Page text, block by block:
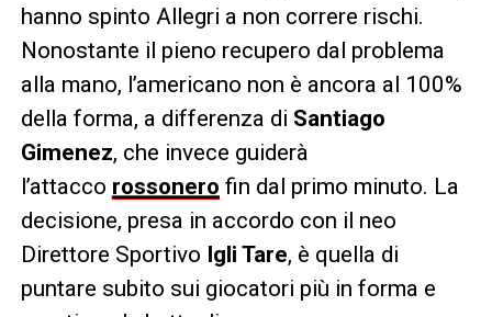
hanno spinto Allegri a non correre rischi.
Nonostante il pieno recupero dal problema
alla mano, l’americano non è ancora al 100%
della forma, a differenza di Santiago
Gimenez, che invece guiderà
l’attacco rossonero fin dal primo minuto. La
decisione, presa in accordo con il neo
Direttore Sportivo Igli Tare, è quella di
puntare subito sui giocatori più in forma e